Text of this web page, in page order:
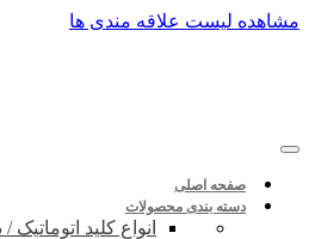
پرش
مشاهده لیست علاقه مندی ها
صفحه اصلی
دسته بندی محصولات
انواع کلید